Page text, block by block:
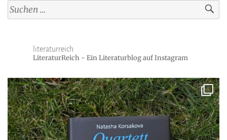
Suchen
nach:
literaturreich
LiteraturReich - Ein Literaturblog auf Instagram